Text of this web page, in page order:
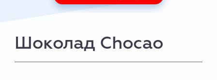
Шоколад Chocao